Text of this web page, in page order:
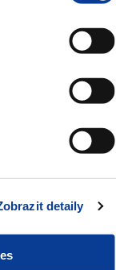
detaily
a prodávány